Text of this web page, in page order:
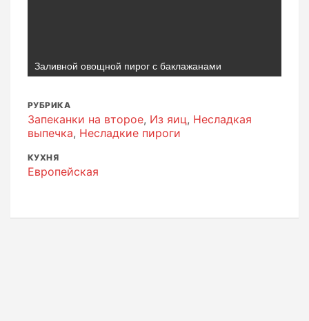
Заливной овощной пирог с баклажанами
РУБРИКА
Запеканки на второе, Из яиц, Несладкая
выпечка, Несладкие пироги
КУХНЯ
Европейская